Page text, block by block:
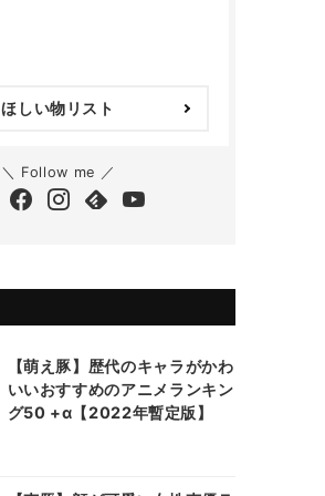
ほしい物リスト
＼ Follow me ／
【萌え豚】歴代のキャラがかわ
いいおすすめのアニメランキン
グ50 +α【2022年暫定版】